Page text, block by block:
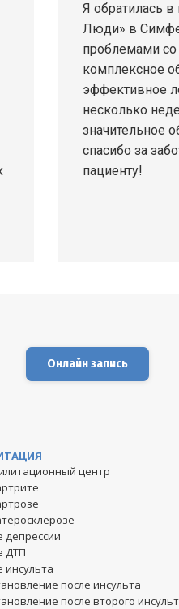
Я обратилась
Люди» в
проблемами со
комплексное
эффективное
несколько
значительное
спасибо за
пациенту!
Онлайн запись
центр
депрессии
ДТП
инсульта
после инсульта
после второго